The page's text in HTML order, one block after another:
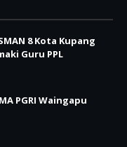
8 Kota Kupang
Guru PPL
PGRI Waingapu